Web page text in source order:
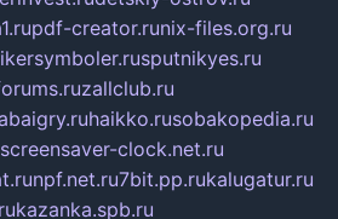
pdf-creator.runix-files.org.ru
sputnikyes.ru
zallclub.ru
haikko.rusobakopedia.ru
screensaver-clock.net.ru
npf.net.ru7bit.pp.rukalugatur.ru
kazanka.spb.ru